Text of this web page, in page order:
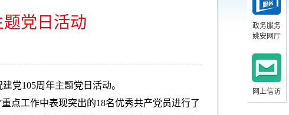
党日活动
党105周年主题党日活动。
点工作中表现突出的18名优秀共产党员进行了
政务服务
姚安网厅
网上信访